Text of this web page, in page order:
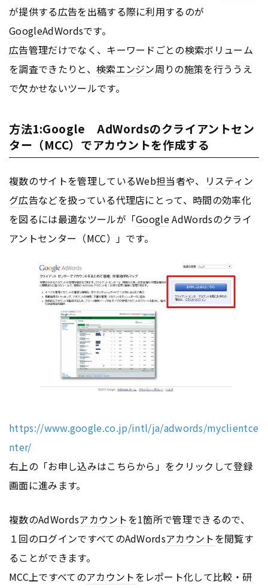
が提供する広告を出稿する際に利用するのが
GoogleAdWordsです。
広告管理だけでなく、キーワードごとの検索ボリューム
を調査できたりと、 検索エンジン周りの施策を行ううえ
で欠かせないツールです。
方法1:Google AdWordsのクライアントセン
ター（MCC）でアカウントを作成する
複数のサイトを管理しているWeb担当者や、 リスティン
グ広告などを扱っている代理店にとって、時間の効率化
を図るには最適なツールが「GoogleAdWordsのクライ
アントセンター（MCC）」です。
https://www.google.co.jp/intl/ja/adwords/myclientce
nter/
右上の「お申し込みはこちらから」をクリックして登録
画面に進みます。
複数のAdWordsアカウントを1箇所で管理できるので、
１回のログインですべてのAdWordsアカウントを閲覧す
ることができます。
MCC上ですべてのアカウントをレポート化して比較・研